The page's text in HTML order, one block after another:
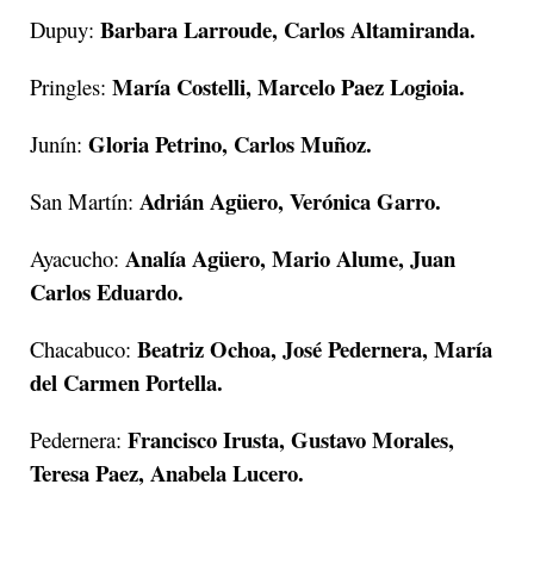
Dupuy: Barbara Larroude, Carlos Altamiranda.
Pringles: María Costelli, Marcelo Paez Logioia.
Junín: Gloria Petrino, Carlos Muñoz.
San Martín: Adrián Agüero, Verónica Garro.
Ayacucho: Analía Agüero, Mario Alume, Juan
Carlos Eduardo.
Chacabuco: Beatriz Ochoa, José Pedernera, María
del Carmen Portella.
Pedernera: Francisco Irusta, Gustavo Morales,
Teresa Paez, Anabela Lucero.